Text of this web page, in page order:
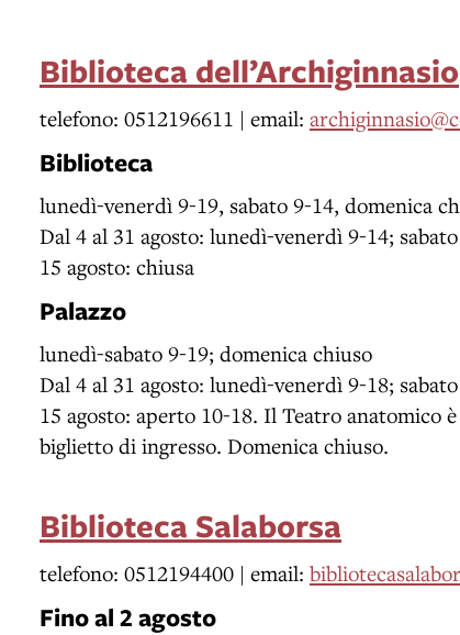
Biblioteca dell’Archiginnasio
telefono: 0512196611 | email:
Biblioteca
lunedì-venerdì 9-19, sabato 9-14, domenica
Dal 4 al 31 agosto: lunedì-venerdì 9-14;
15 agosto: chiusa
Palazzo
lunedì-sabato 9-19; domenica chiuso
Dal 4 al 31 agosto: lunedì-venerdì 9-18;
15 agosto: aperto 10-18. Il Teatro anatomico
biglietto di ingresso. Domenica chiuso.
Biblioteca Salaborsa
telefono: 0512194400 | email:
Fino al 2 agosto